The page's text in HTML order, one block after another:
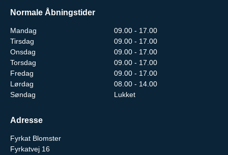
Normale Åbningstider
Mandag
09.00 - 17.00
Tirsdag
09.00 - 17.00
Onsdag
09.00 - 17.00
Torsdag
09.00 - 17.00
Fredag
09.00 - 17.00
Lørdag
08.00 - 14.00
Søndag
Lukket
Adresse
Fyrkat Blomster
Fyrkatvej 16